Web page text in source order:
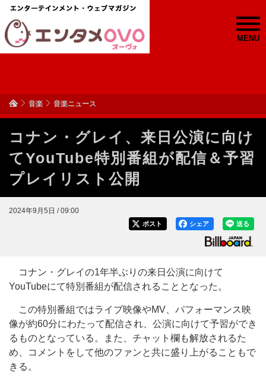
MENU
音楽 音楽ニュース
コナン・グレイ、来日公演に向け
てYouTube特別番組が配信＆予習
プレイリスト公開
2024年9月5日 / 09:00
送る
シェア
ポスト
コナン・グレイの1年半ぶりの来日公演に向けて
YouTubeにて特別番組が配信されることとなった。
この特別番組ではライブ映像やMV、パフォーマンス映
像が約60分にわたって配信され、公演に向けて予習ができ
るものとなっている。また、チャット欄も解放されるた
め、コメントをして他のファンと共に盛り上がることもで
きる。